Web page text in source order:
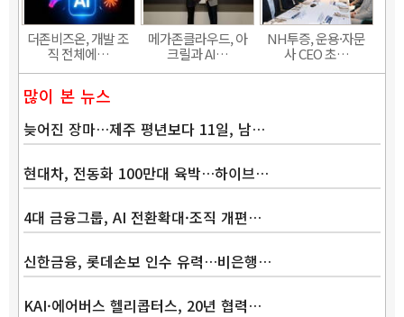
더존비즈온, 개발 조
직 전체에…
메가존클라우드, 아
크릴과 AI…
NH투증, 운용·자문
사 CEO 초…
많이 본 뉴스
늦어진 장마…제주 평년보다 11일, 남…
현대차, 전동화 100만대 육박…하이브…
4대 금융그룹, AI 전환확대·조직 개편…
신한금융, 롯데손보 인수 유력…비은행…
KAI·에어버스 헬리콥터스, 20년 협력…